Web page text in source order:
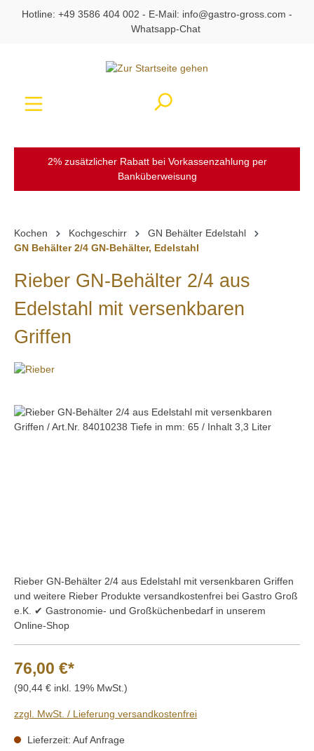
springen
Hotline: +49 3586 404 002 - E-Mail: info@gastro-gross.com -
Whatsapp-Chat
2% zusätzlicher Rabatt bei Vorkassenzahlung per
Banküberweisung
Kochen Kochgeschirr
GN Behälter Edelstahl
GN Behälter 2/4 GN-Behälter, Edelstahl
Rieber GN-Behälter 2/4 aus
Edelstahl mit versenkbaren
Griffen
Bildergalerie überspringen
Rieber GN-Behälter 2/4 aus Edelstahl mit versenkbaren Griffen
und weitere Rieber Produkte versandkostenfrei bei Gastro Groß
e.K. ✔ Gastronomie- und Großküchenbedarf in unserem
Online-Shop
76,00 €*
(90,44 € inkl. 19% MwSt.)
zzgl. MwSt. / Lieferung versandkostenfrei
Lieferzeit: Auf Anfrage